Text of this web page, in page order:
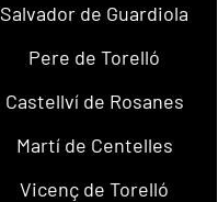
Salvador de Guardiola
Pere de Torelló
Castellví de Rosanes
Martí de Centelles
Vicenç de Torelló